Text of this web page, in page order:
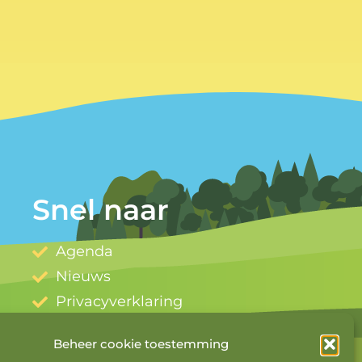
Beheer cookie toestemming
Snel naar
Agenda
Nieuws
Privacyverklaring
Mijn account